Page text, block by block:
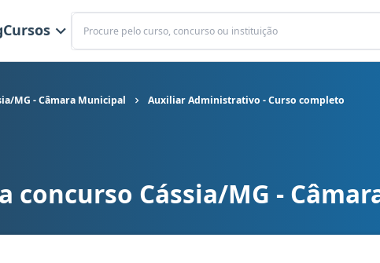
Cursos
Buscar
MG - Câmara Municipal Auxiliar Administrativo - Curso completo
MG - Câmara Municipal cargo Auxiliar Administrativo - Curso
concurso Cássia/MG -